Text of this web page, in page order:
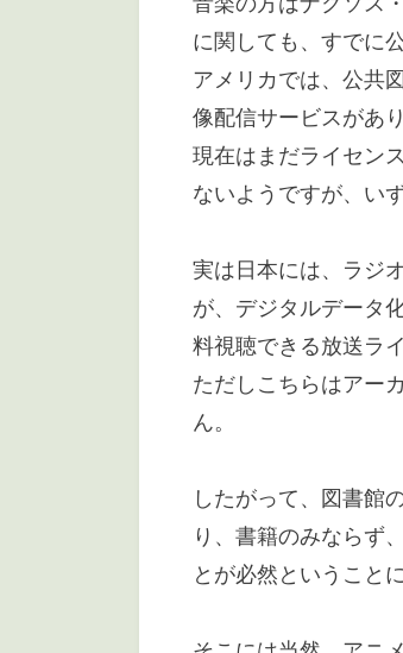
に関しても、すでに
アメリカでは、公共
像配信サービスがあり
現在はまだライセン
ないようですが、い
実は日本には、ラジ
が、デジタルデータ
料視聴できる放送ラ
ただしこちらはアー
ん。
したがって、図書館
り、書籍のみならず
とが必然ということ